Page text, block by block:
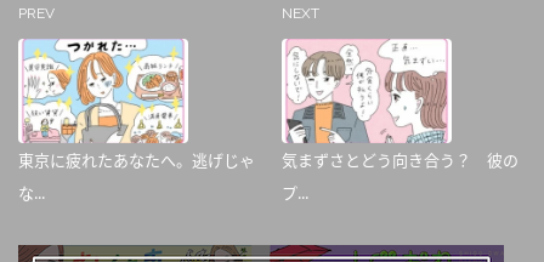
PREV
東京に疲れたあなたへ。逃げじゃ
な...
NEXT
気まずさとどう向き合う？ 彼の
プ...